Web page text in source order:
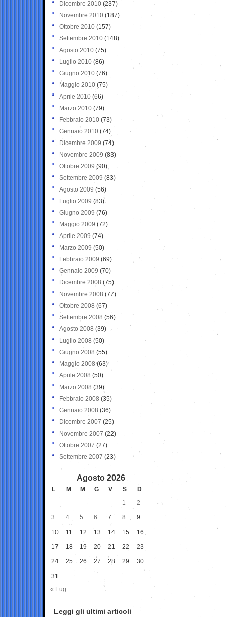
Dicembre 2010 (237)
Novembre 2010 (187)
Ottobre 2010 (157)
Settembre 2010 (148)
Agosto 2010 (75)
Luglio 2010 (86)
Giugno 2010 (76)
Maggio 2010 (75)
Aprile 2010 (66)
Marzo 2010 (79)
Febbraio 2010 (73)
Gennaio 2010 (74)
Dicembre 2009 (74)
Novembre 2009 (83)
Ottobre 2009 (90)
Settembre 2009 (83)
Agosto 2009 (56)
Luglio 2009 (83)
Giugno 2009 (76)
Maggio 2009 (72)
Aprile 2009 (74)
Marzo 2009 (50)
Febbraio 2009 (69)
Gennaio 2009 (70)
Dicembre 2008 (75)
Novembre 2008 (77)
Ottobre 2008 (67)
Settembre 2008 (56)
Agosto 2008 (39)
Luglio 2008 (50)
Giugno 2008 (55)
Maggio 2008(63)
Aprile 2008 (50)
Marzo 2008 (39)
Febbraio 2008 (35)
Gennaio 2008 (36)
Dicembre 2007 (25)
Novembre 2007 (22)
Ottobre 2007 (27)
Settembre 2007 (23)
Agosto 2026
L M M G V S
D
1
2
3 4 5 6 7 8 9
10 11 12 13 14 15 16
17 18 19 20 21 22 23
24 25 26 27 28 29 30
31
« Lug
Leggi gli ultimi articoli